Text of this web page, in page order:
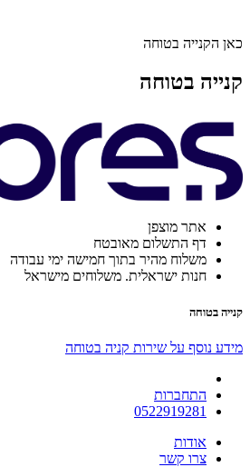
כאן הקנייה בטוחה
קנייה בטוחה
אתר מוצפן
דף התשלום מאובטח
משלוח מהיר בתוך חמישה ימי עבודה
חנות ישראלית. משלוחים מישראל
קנייה בטוחה
מידע נוסף על שירות קניה בטוחה
התחברות
0522919281
אודות
צרו קשר